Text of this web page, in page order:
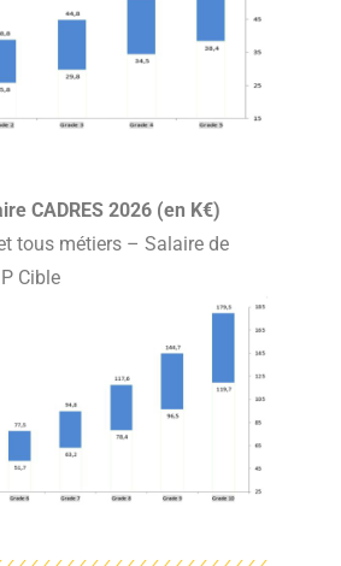
CADRES 2026 (en K€)
tous métiers – Salaire de
Cible